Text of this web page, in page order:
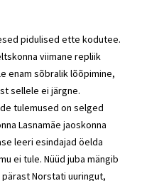
pidulised ette kodutee.
viimane repliik
enam sõbralik lõõpimine,
sellele ei järgne.
tulemused on selged
Lasnamäe jaoskonna
leeri esindajad öelda
ei tule. Nüüd juba mängib
Norstati uuringut,